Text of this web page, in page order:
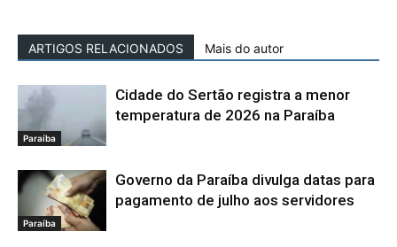
ARTIGOS RELACIONADOS Mais do autor
Paraíba
Cidade do Sertão registra a menor
temperatura de 2026 na Paraíba
Paraíba
Governo da Paraíba divulga datas para
pagamento de julho aos servidores